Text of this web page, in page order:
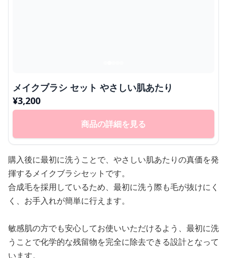
メイクブラシ セット やさしい肌あたり
¥3,200
商品の詳細を見る
購入後に最初に洗うことで、やさしい肌あたりの真価を発
揮するメイクブラシセットです。
合成毛を採用しているため、最初に洗う際も毛が抜けにく
く、お手入れが簡単に行えます。
敏感肌の方でも安心してお使いいただけるよう、最初に洗
うことで化学的な残留物を完全に除去できる設計となって
います。